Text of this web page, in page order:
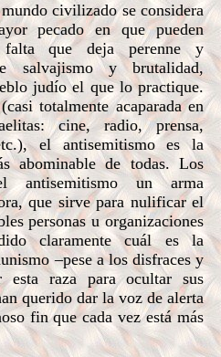
civilizado se considera
pecado en que pueden
que deja perenne y
salvajismo y brutalidad,
judío el que lo practique.
totalmente acaparada en
cine, radio, prensa,
el antisemitismo es la
abominable de todas. Los
antisemitismo un arma
que sirve para nulificar el
personas u organizaciones
claramente cuál es la
–pese a los disfraces y
esta raza para ocultar sus
querido dar la voz de alerta
fin que cada vez está más